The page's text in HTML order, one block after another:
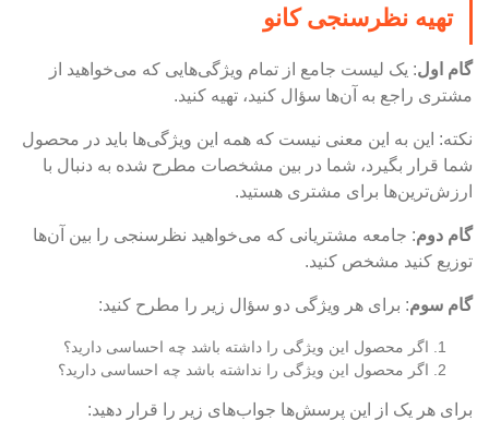
تهیه نظرسنجی کانو
گام اول: یک لیست جامع از تمام ویژگی‌هایی که می‌خواهید از
مشتری راجع به آن‌ها سؤال کنید، تهیه کنید.
نکته: این به این معنی نیست که همه این ویژگی‌ها باید در محصول
شما قرار بگیرد، شما در بین مشخصات مطرح شده به دنبال با
ارزش‌ترین‌ها برای مشتری هستید.
گام دوم: جامعه مشتریانی که می‌خواهید نظرسنجی را بین آن‌ها
توزیع کنید مشخص کنید.
گام سوم: برای هر ویژگی دو سؤال زیر را مطرح کنید:
اگر محصول این ویژگی را داشته باشد چه احساسی دارید؟
اگر محصول این ویژگی را نداشته باشد چه احساسی دارید؟
برای هر یک از این پرسش‌ها جواب‌های زیر را قرار دهید: